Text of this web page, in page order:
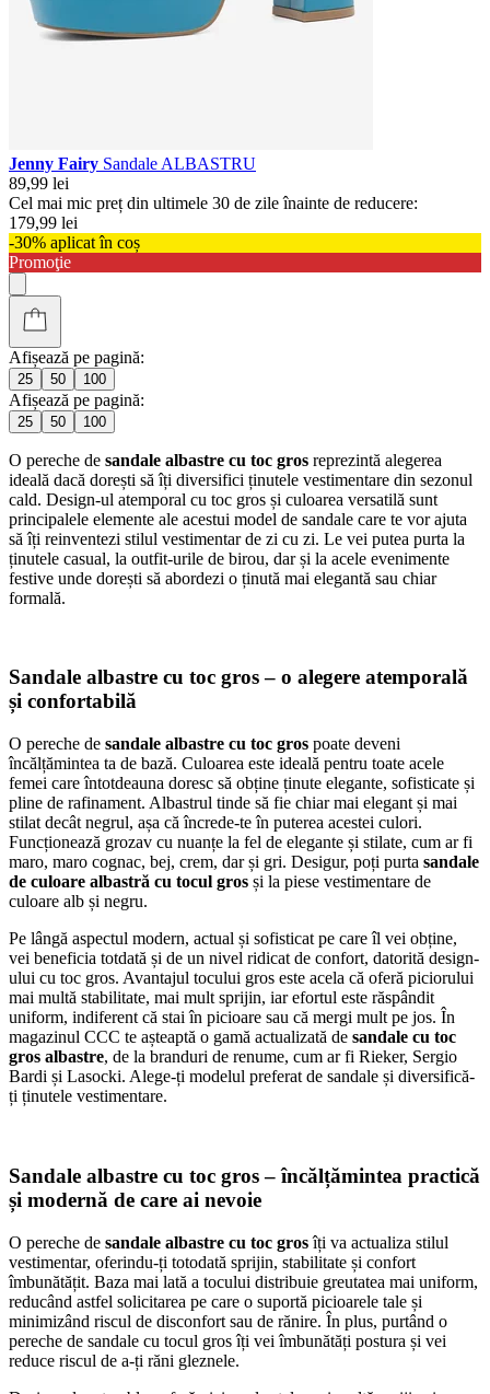
Jenny Fairy Sandale ALBASTRU
89,99 lei
Cel mai mic preț din ultimele 30 de zile înainte de reducere:
179,99 lei
-30% aplicat în coș
Promoţie
Afișează pe pagină:
25 50 100
Afișează pe pagină:
25 50 100
O pereche de sandale albastre cu toc gros reprezintă alegerea
ideală dacă dorești să îți diversifici ținutele vestimentare din sezonul
cald. Design-ul atemporal cu toc gros și culoarea versatilă sunt
principalele elemente ale acestui model de sandale care te vor ajuta
să îți reinventezi stilul vestimentar de zi cu zi. Le vei putea purta la
ținutele casual, la outfit-urile de birou, dar și la acele evenimente
festive unde dorești să abordezi o ținută mai elegantă sau chiar
formală.
Sandale albastre cu toc gros – o alegere atemporală
și confortabilă
O pereche de sandale albastre cu toc gros poate deveni
încălțămintea ta de bază. Culoarea este ideală pentru toate acele
femei care întotdeauna doresc să obține ținute elegante, sofisticate și
pline de rafinament. Albastrul tinde să fie chiar mai elegant și mai
stilat decât negrul, așa că încrede-te în puterea acestei culori.
Funcționează grozav cu nuanțe la fel de elegante și stilate, cum ar fi
maro, maro cognac, bej, crem, dar și gri. Desigur, poți purta sandale
de culoare albastră cu tocul gros și la piese vestimentare de
culoare alb și negru.
Pe lângă aspectul modern, actual și sofisticat pe care îl vei obține,
vei beneficia totdată și de un nivel ridicat de confort, datorită design-
ului cu toc gros. Avantajul tocului gros este acela că oferă piciorului
mai multă stabilitate, mai mult sprijin, iar efortul este răspândit
uniform, indiferent că stai în picioare sau că mergi mult pe jos. În
magazinul CCC te așteaptă o gamă actualizată de sandale cu toc
gros albastre, de la branduri de renume, cum ar fi Rieker, Sergio
Bardi și Lasocki. Alege-ți modelul preferat de sandale și diversifică-
ți ținutele vestimentare.
Sandale albastre cu toc gros – încălțămintea practică
și modernă de care ai nevoie
O pereche de sandale albastre cu toc grosîți va actualiza stilul
vestimentar, oferindu-ți totodată sprijin, stabilitate și confort
îmbunătățit. Baza mai lată a tocului distribuie greutatea mai uniform,
reducând astfel solicitarea pe care o suportă picioarele tale și
minimizând riscul de disconfort sau de rănire. În plus, purtând o
pereche de sandale cu tocul gros îți vei îmbunătăți postura și vei
reduce riscul de a-ți răni gleznele.